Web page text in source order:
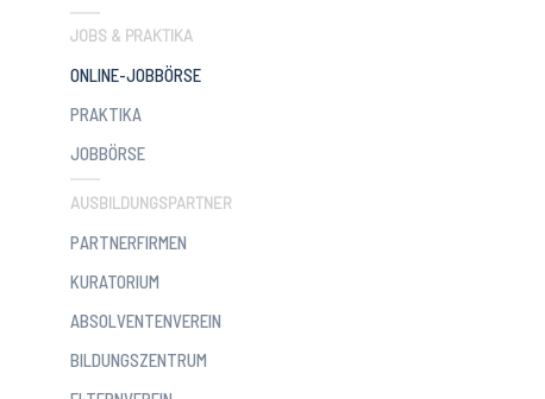
JOBS & PRAKTIKA
ONLINE-JOBBÖRSE(CURRENT)
PRAKTIKA
JOBBÖRSE
AUSBILDUNGSPARTNER
PARTNERFIRMEN
KURATORIUM
ABSOLVENTENVEREIN
BILDUNGSZENTRUM